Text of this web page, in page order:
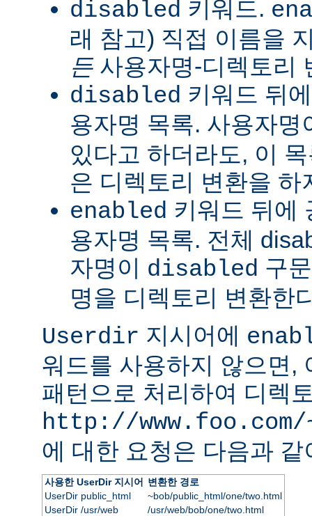
disabled 키워드.
래 참고) 직접 이름을
든사용자명-디렉토리
disabled 키워드 뒤
용자명 목록. 사용자
있다고 하더라도, 이
은 디렉토리 변환을
enabled 키워드 뒤에
용자명 목록. 전체
자명이 disabled 구
명을 디렉토리 변환한
Userdir 지시어에
워드를 사용하지 않으면,
패턴으로 처리하여 디렉
http://
에 대한 요청은 다음과 같
사용한 UserDir 지시어
변환한 경로
UserDir public_html
~bob/public_html/one/two.html
UserDir /usr/web
/usr/web/bob/one/two.html